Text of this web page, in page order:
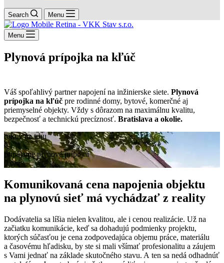
Search Menu
Menu
Plynová prípojka na kľúč
Váš spoľahlivý partner napojení na inžinierske siete. Plynová
prípojka na kľúč pre rodinné domy, bytové, komerčné aj
priemyselné objekty. Vždy s dôrazom na maximálnu kvalitu,
bezpečnosť a technickú precíznosť. Bratislava a okolie.
rokov na trhu
0
pripájame plynové prípojní
dní
Komunikovaná cena napojenia objektu
na plynovú sieť má vychádzať z reality
Dodávatelia sa líšia nielen kvalitou, ale i cenou realizácie. Už na
začiatku komunikácie, keď sa dohadujú podmienky projektu,
ktorých súčasťou je cena zodpovedajúca objemu práce, materiálu
a časovému hľadisku, by ste si mali všímať profesionalitu a záujem
s Vami jednať na základe skutočného stavu. A ten sa nedá odhadnúť